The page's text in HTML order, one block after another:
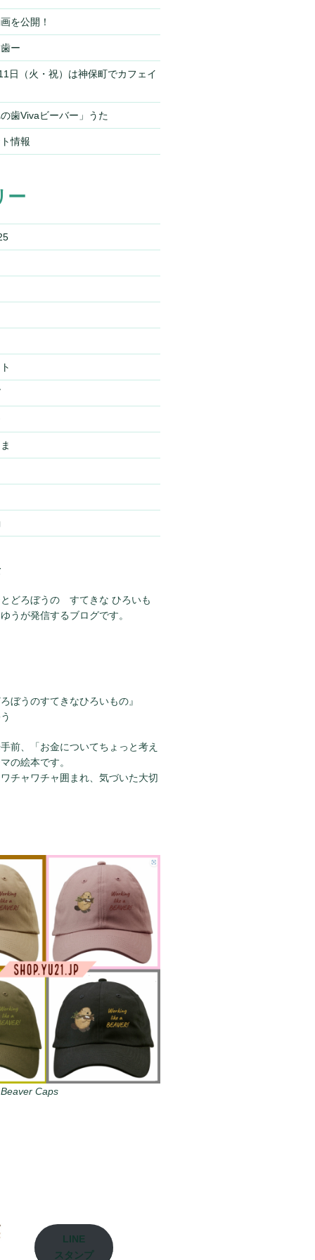
を公開！
ー
日（火・祝）は神保町でカフェイ
の歯Vivaビーバー」うた
情報
ー
どろぼうの すてきな ひろいも
うが発信するブログです。
ぼうのすてきなひろいもの』
前、「お金についてちょっと考え
の絵本です。
チャワチャ囲まれ、気づいた大切
Caps
LINE
スタンプ